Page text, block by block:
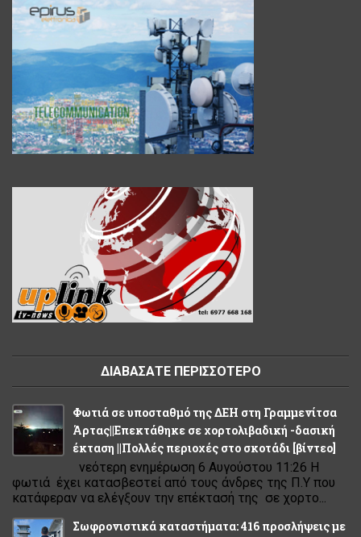
ΔΙΑΒΑΣΑΤΕ ΠΕΡΙΣΣΟΤΕΡΟ
Φωτιά σε υποσταθμό της ΔΕΗ στη Γραμμενίτσα
Άρτας||Επεκτάθηκε σε χορτολιβαδική -δασική
έκταση ||Πολλές περιοχές στο σκοτάδι [βίντεο]
νεότερη ενημέρωση 6 Αυγούστου 11:26 Η
φωτιά έχει κατασβεστεί από τους άνδρες της Π.Υ που
κατάφεραν να ελέγξουν την επέκτασή της σε χορτο...
Σωφρονιστικά καταστήματα: 416 προσλήψεις με